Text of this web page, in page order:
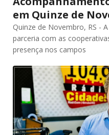
em Quinze de
Quinze de Novembro, RS -
parceria com as
presença nos campos